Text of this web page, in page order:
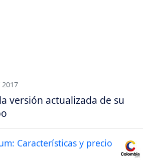
2017
versión actualizada de su